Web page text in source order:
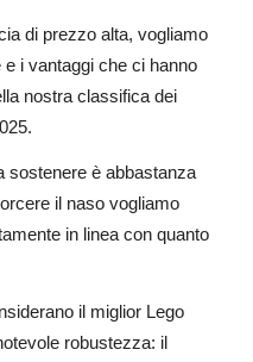
di prezzo alta, vogliamo
i vantaggi che ci hanno
nostra classifica dei
sostenere è abbastanza
il naso vogliamo
in linea con quanto
il miglior Lego
robustezza: il